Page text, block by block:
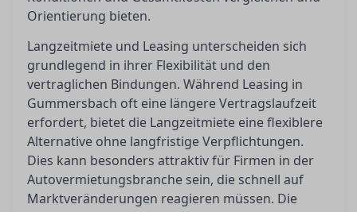
Orientierung bieten.
Langzeitmiete und Leasing unterscheiden sich
grundlegend in ihrer Flexibilität und den
vertraglichen Bindungen. Während Leasing in
Gummersbach oft eine längere Vertragslaufzeit
erfordert, bietet die Langzeitmiete eine flexiblere
Alternative ohne langfristige Verpflichtungen.
Dies kann besonders attraktiv für Firmen in der
Autovermietungsbranche sein, die schnell auf
Marktveränderungen reagieren müssen. Die